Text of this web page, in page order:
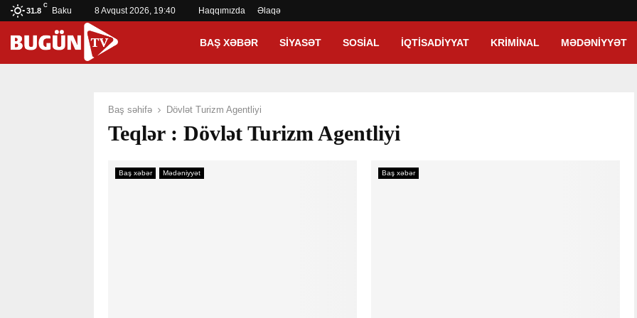
31.8
C
Baku 8 Avqust 2026, 19:40 Haqqımızda Əlaqə
BAŞ XƏBƏR SIYASƏT SOSIAL İQTISADIYYAT KRIMINAL MƏDƏNIYYƏT
Baş səhifə Dövlət Turizm Agentliyi
Teqlər : Dövlət Turizm Agentliyi
Baş xəbər Mədəniyyət Baş xəbər